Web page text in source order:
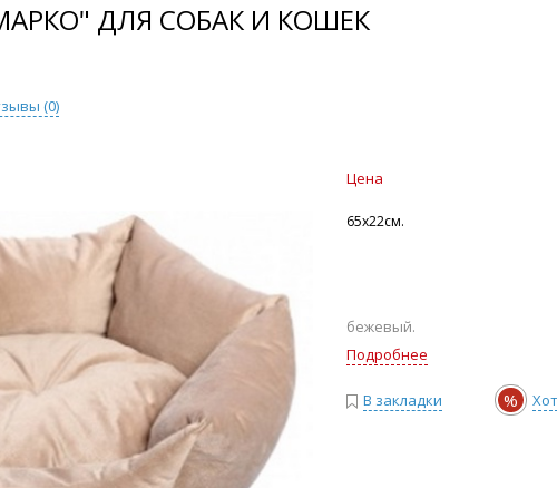
ДЛЯ СОБАК И КОШЕК
(0)
Цена
65х22см.
бежевый.
Подробнее
В закладки %